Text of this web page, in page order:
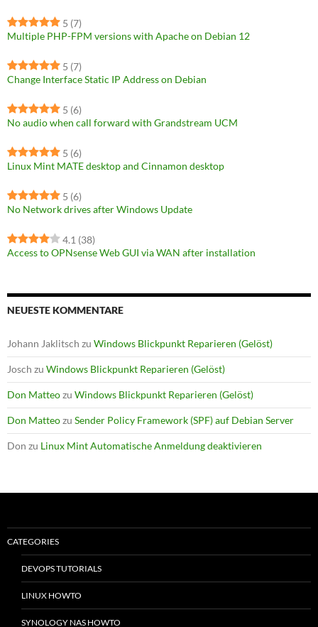
5 (7)
Multiple PHP-FPM versions with Apache on Debian 12
5 (7)
Change Interface Static IP Address on Debian
5 (6)
No audio when call forward with Grandstream UCM
5 (6)
Linux Mint MATE desktop and Cinnamon desktop
5 (6)
No Network drives after Windows Update
4.1 (38)
Access to OPNsense Web GUI via WAN after installation
NEUESTE KOMMENTARE
Johann Jaklitsch zu Windows Blickpunkt Reparieren (Gelöst)
Josch zu Windows Blickpunkt Reparieren (Gelöst)
Don Matteozu Windows Blickpunkt Reparieren (Gelöst)
Don Matteozu Sender Policy Framework (SPF) auf Debian Server
Don zu Linux Mint Automatische Anmeldung deaktivieren
CATEGORIES
DEVOPS TUTORIALS
LINUX HOWTO
SYNOLOGY NAS HOWTO